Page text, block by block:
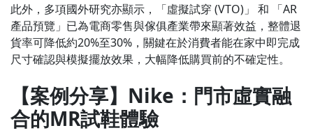
此外，多項國外研究亦顯示，「虛擬試穿 (VTO)」 和 「AR
產品預覽」已為電商零售與傢俱產業帶來顯著效益，整體退
貨率可降低約20%至30%，關鍵在於消費者能在家中即完成
尺寸確認與模擬擺放效果，大幅降低購買前的不確定性。
【案例分享】Nike：門市虛實融
合的MR試鞋體驗